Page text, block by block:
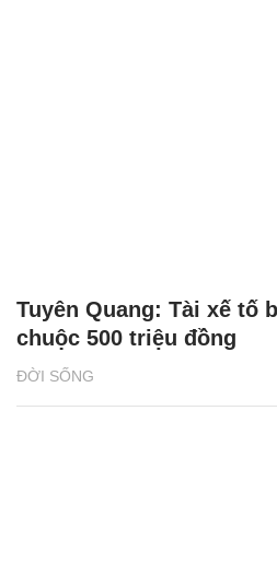
ĐỜI SỐNG
Tuyên Quang: Tài xế tố
chuộc 500 triệu đồng